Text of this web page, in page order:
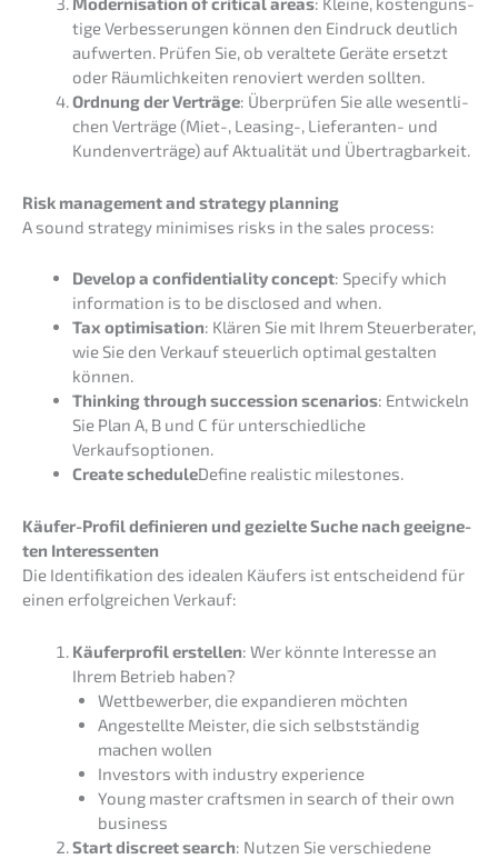
ti­ge Verbes­se­run­gen können den Eindruck deutlich
aufwer­ten. Prüfen Sie, ob veral­te­te Geräte ersetzt
oder Räumlich­kei­ten renoviert werden sollten.
Ordnung der Verträ­ge: Überprü­fen Sie alle wesent­li­
chen Verträ­ge (Miet-, Leasing-, Liefe­ran­ten- und
Kunden­ver­trä­ge) auf Aktua­li­tät und Übertragbarkeit.
Risk manage­ment and strategy planning
A sound strategy minimi­ses risks in the sales process:
Develop a confi­den­tia­li­ty concept: Speci­fy which
infor­ma­ti­on is to be disclo­sed and when.
Tax optimi­sa­ti­on: Klären Sie mit Ihrem Steuer­be­ra­ter,
wie Sie den Verkauf steuer­lich optimal gestal­ten
können.
Thinking through succes­si­on scena­ri­os: Entwi­ckeln
Sie Plan A, B und C für unter­schied­li­che
Verkaufsoptionen.
Create schedu­leDefine reali­stic milestones.
Käufer-Profil definie­ren und geziel­te Suche nach geeig­ne­
ten Interessenten
Die Identi­fi­ka­ti­on des idealen Käufers ist entschei­dend für
einen erfolg­rei­chen Verkauf:
Käufer­pro­fil erstel­len: Wer könnte Inter­es­se an
Ihrem Betrieb haben?
Wettbe­wer­ber, die expan­die­ren möchten
Angestell­te Meister, die sich selbst­stän­dig
machen wollen
Inves­tors with indus­try experience
Young master craft­smen in search of their own
business
Start discreet search: Nutzen Sie verschie­de­ne